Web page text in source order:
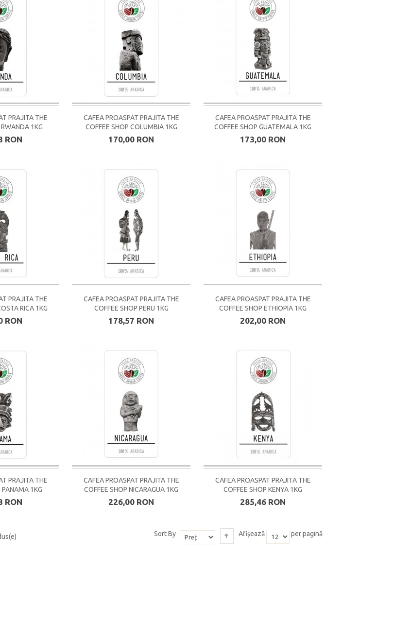
PRAJITA THE
1KG
RON
CAFEA PROASPAT PRAJITA THE
COFFEE SHOP COLUMBIA 1KG
170,00 RON
CAFEA PROASPAT PRAJITA THE
COFFEE SHOP GUATEMALA 1KG
173,00 RON
PRAJITA THE
RICA 1KG
RON
CAFEA PROASPAT PRAJITA THE
COFFEE SHOP PERU 1KG
178,57 RON
CAFEA PROASPAT PRAJITA THE
COFFEE SHOP ETHIOPIA 1KG
202,00 RON
PRAJITA THE
PANAMA 1KG
RON
CAFEA PROASPAT PRAJITA THE
COFFEE SHOP NICARAGUA 1KG
226,00 RON
CAFEA PROASPAT PRAJITA THE
COFFEE SHOP KENYA 1KG
285,46 RON
Afişează per pagină
Sort By